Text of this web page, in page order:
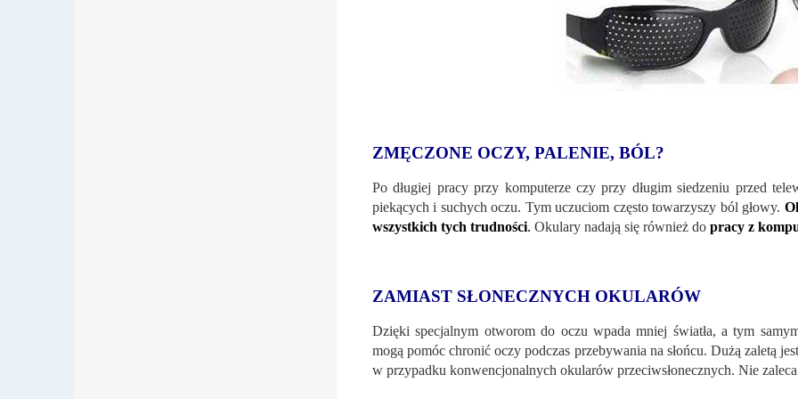
ZMĘCZONE OCZY, PALENIE, BÓL?
Po długiej pracy przy komputerze czy przy długim siedzeniu przed
piekących i suchych oczu. Tym uczuciom często towarzyszy ból głowy.
wszystkich tych trudności. Okulary nadają się również do pracy z
ZAMIAST SŁONECZNYCH OKULARÓW
Dzięki specjalnym otworom do oczu wpada mniej światła, a tym
mogą pomóc chronić oczy podczas przebywania na słońcu. Dużą zaletą
w przypadku konwencjonalnych okularów przeciwsłonecznych. Nie zaleca